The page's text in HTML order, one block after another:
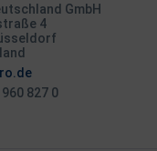
GmbH
4
827 0